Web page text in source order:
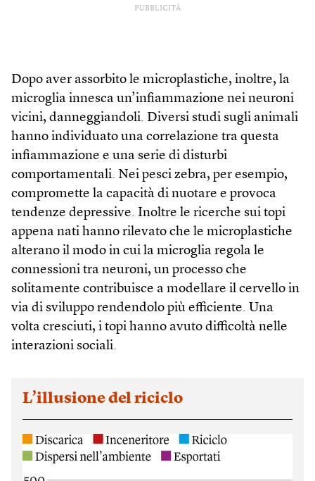
PUBBLICITÀ
Dopo aver assorbito le microplastiche, inoltre, la
microglia innesca un’infiammazione nei neuroni
vicini, danneggiandoli. Diversi studi sugli animali
hanno individuato una correlazione tra questa
infiammazione e una serie di disturbi
comportamentali. Nei pesci zebra, per esempio,
compromette la capacità di nuotare e provoca
tendenze depressive. Inoltre le ricerche sui topi
appena nati hanno rilevato che le microplastiche
alterano il modo in cui la microglia regola le
connessioni tra neuroni, un processo che
solitamente contribuisce a modellare il cervello in
via di sviluppo rendendolo più efficiente. Una
volta cresciuti, i topi hanno avuto difficoltà nelle
interazioni sociali.
L’illusione del riciclo